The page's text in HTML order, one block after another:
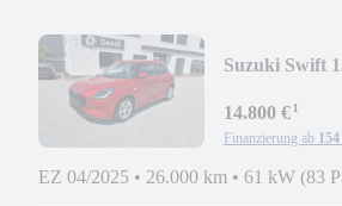
Suzuki Swift
14.800 €¹
Finanzierung ab
EZ 04/2025 • 26.000 km • 61 kW (83